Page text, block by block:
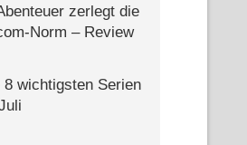
zerlegt die
Norm – Review
8 wichtigsten Serien